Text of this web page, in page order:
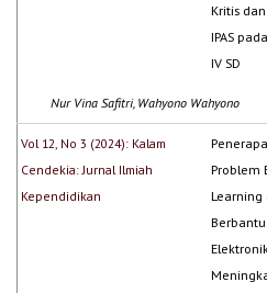
Kritis
IPAS
IV SD
Nur Vina Safitri, Wahyono Wahyono
Vol 12, No 3 (2024): Kalam
Cendekia: Jurnal Ilmiah
Kependidikan
Problem
Learning